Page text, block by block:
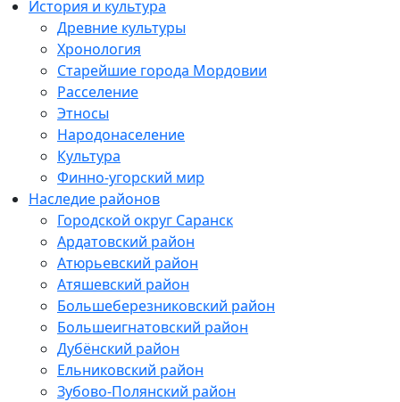
История и культура
Древние культуры
Хронология
Старейшие города Мордовии
Расселение
Этносы
Народонаселение
Культура
Финно-угорский мир
Наследие районов
Городской округ Саранск
Ардатовский район
Атюрьевский район
Атяшевский район
Большеберезниковский район
Большеигнатовский район
Дубёнский район
Ельниковский район
Зубово-Полянский район